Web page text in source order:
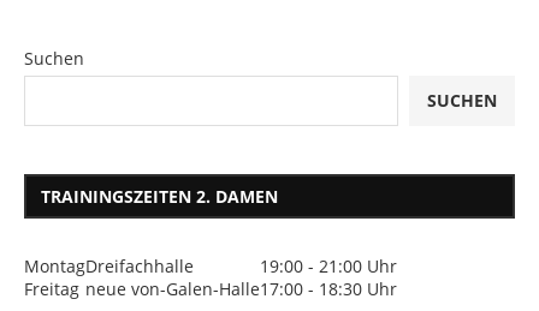
Suchen
SUCHEN
TRAININGSZEITEN 2. DAMEN
MontagDreifachhalle
19:00 - 21:00 Uhr
Freitag neue von-Galen-Halle17:00 - 18:30 Uhr